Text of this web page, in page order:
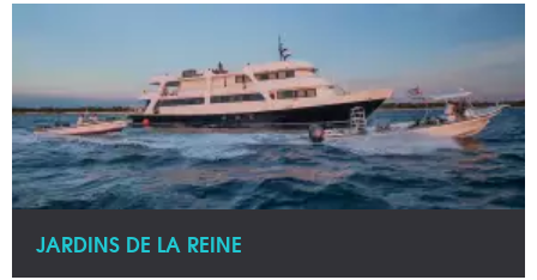
JARDINS DE LA REINE